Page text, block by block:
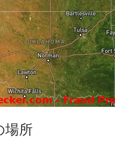
場所